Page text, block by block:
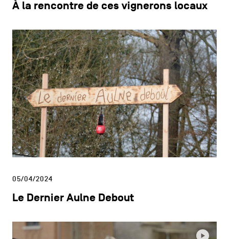
À la rencontre de ces vignerons locaux
05/04/2024
Le Dernier Aulne Debout